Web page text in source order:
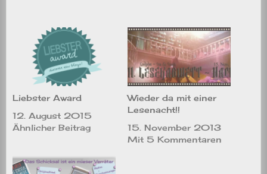
Liebster Award
12. August 2015
Ähnlicher Beitrag
Wieder da mit einer
Lesenacht!!
15. November 2013
Mit 5 Kommentaren